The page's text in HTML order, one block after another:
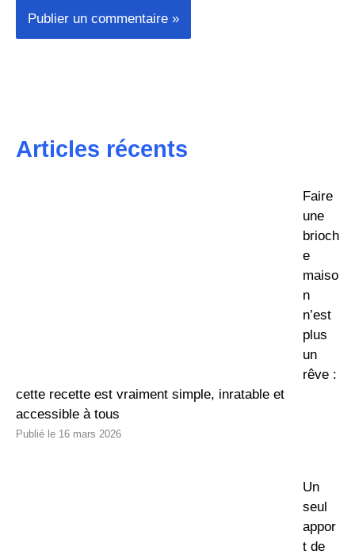
Articles récents
Faire
une
brioch
e
maiso
n
n’est
plus
un
rêve :
cette recette est vraiment simple, inratable et
accessible à tous
16 mars 2026
Un
seul
appor
t de